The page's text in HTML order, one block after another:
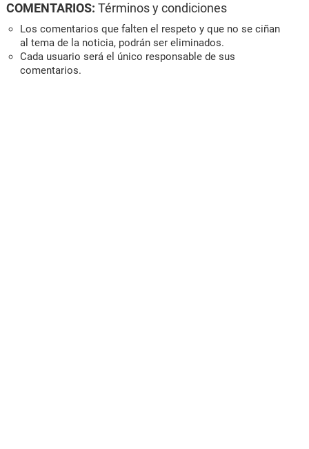
COMENTARIOS: Términos y condiciones
Los comentarios que falten el respeto y que no se ciñan
al tema de la noticia, podrán ser eliminados.
Cada usuario será el único responsable de sus
comentarios.